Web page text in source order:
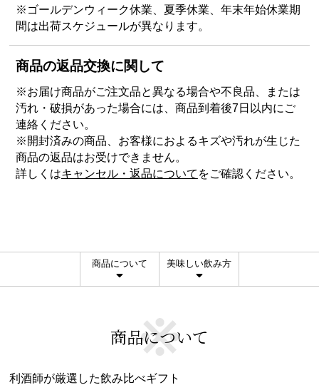
※ゴールデンウィーク休業、夏季休業、年末年始休業期
間は出荷スケジュールが異なります。
商品の返品交換に関して
※お届け商品がご注文品と異なる場合や不良品、または
汚れ・破損があった場合には、商品到着後7日以内にご
連絡ください。
※開封済みの商品、お客様におよるキズや汚れが生じた
商品の返品はお受けできません。
詳しくはキャンセル・返品について をご確認ください。
商品について 美味しい飲み方
商品について
利酒師が厳選した飲み比べギフト